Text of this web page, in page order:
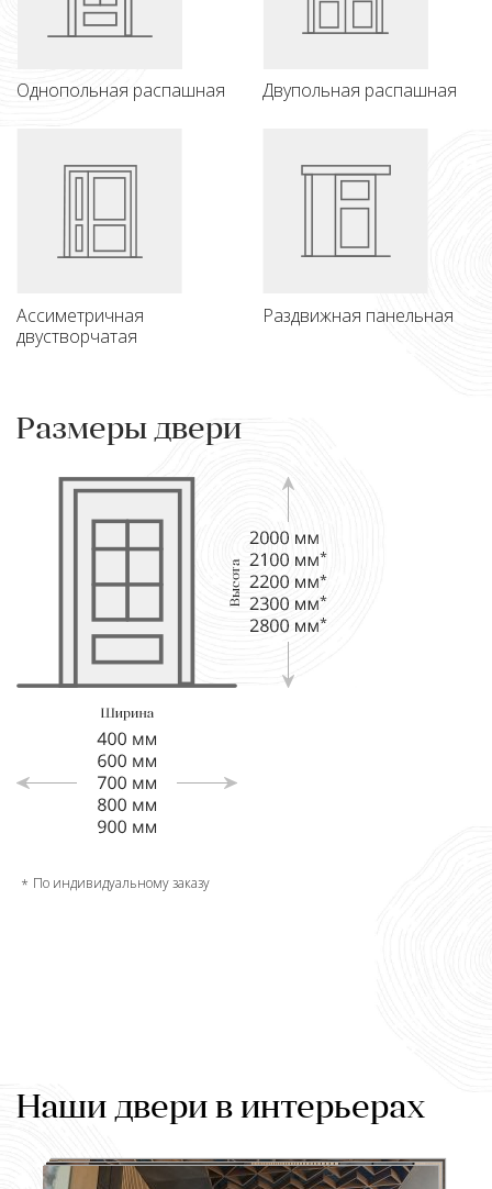
Однопольная распашная Двупольная распашная
Ассиметричная
двустворчатая
Раздвижная панельная
Размеры двери
По индивидуальному заказу
Наши двери в интерьерах